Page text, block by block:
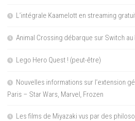
L’intégrale Kaamelott en streaming
Animal Crossing débarque sur Switch
Lego Hero Quest ! (peut-être)
Nouvelles informations sur l’extension
Paris – Star Wars, Marvel, Frozen
Les films de Miyazaki vus par des